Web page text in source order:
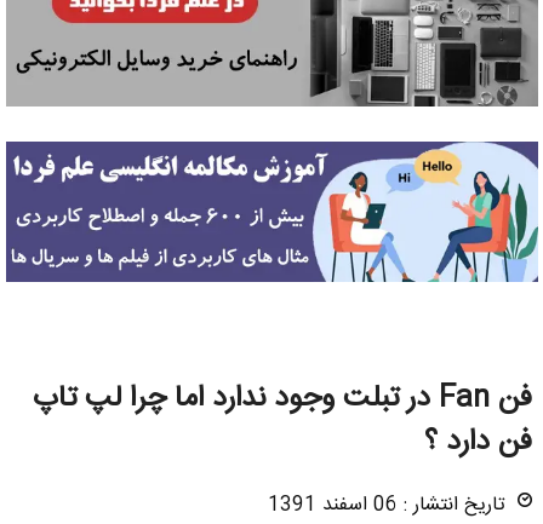
فن Fan در تبلت وجود ندارد اما چرا لپ تاپ
فن دارد ؟
تاریخ انتشار : 06 اسفند 1391